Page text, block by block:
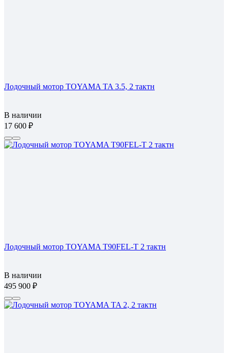
Лодочный мотор TOYAMA TA 3.5, 2 тактн
В наличии
17 600
Лодочный мотор TOYAMA T90FEL-T 2 тактн
В наличии
495 900